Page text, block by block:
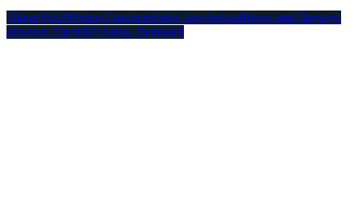
18maj15:00Urban CroonersSæby JazzfestivalBeers and Burgers
Havnen 12b 9300 Sæby, Denmark